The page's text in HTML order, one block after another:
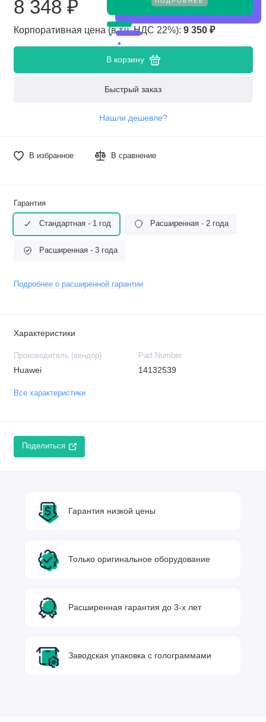
8 348 ₽
Корпоративная цена (в т.ч. НДС 22%): 9 350 ₽
В корзину
Быстрый заказ
Нашли дешевле?
В избранное В сравнение
Гарантия
Стандартная - 1 год Расширенная - 2 года
Расширенная - 3 года
Подробнее о расширенной гарантии
Характеристики
Производитель (вендор)
Huawei
Part Number
14132539
Все характеристики
Поделиться
Гарантия низкой цены
Только оригинальное оборудование
Расширенная гарантия до 3-х лет
Заводская упаковка с голограммами